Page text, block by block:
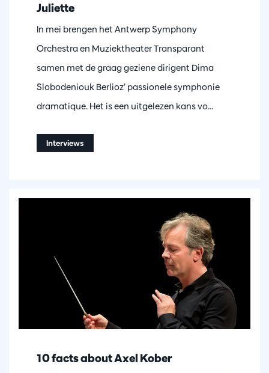
Juliette
In mei brengen het Antwerp Symphony
Orchestra en Muziektheater Transparant
samen met de graag geziene dirigent Dima
Slobodeniouk Berlioz’ passionele symphonie
dramatique. Het is een uitgelezen kans vo…
Interviews
10 facts about Axel Kober